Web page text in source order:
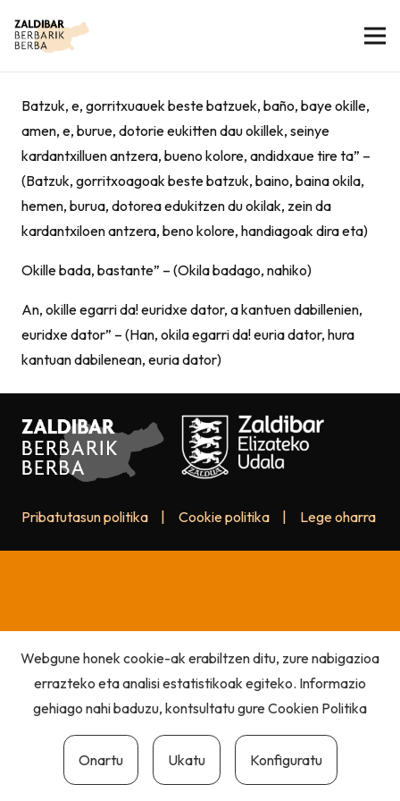
Batzuk, e, gorritxuauek beste batzuek, baño, baye okille,
amen, e, burue, dotorie eukitten dau okillek, seinye
kardantxilluen antzera, bueno kolore, andidxaue tire ta” –
(Batzuk, gorritxoagoak beste batzuk, baino, baina okila,
hemen, burua, dotorea edukitzen du okilak, zein da
kardantxiloen antzera, beno kolore, handiagoak dira eta)
Okille bada, bastante” – (Okila badago, nahiko)
An, okille egarri da! euridxe dator, a kantuen dabillenien,
euridxe dator” – (Han, okila egarri da! euria dator, hura
kantuan dabilenean, euria dator)
Pribatutasun politika Cookie politika Lege oharra
Webgune honek cookie-ak erabiltzen ditu, zure nabigazioa
errazteko eta analisi estatistikoak egiteko. Informazio
gehiago nahi baduzu, kontsultatu gureCookien Politika
Onartu Ukatu Konfiguratu